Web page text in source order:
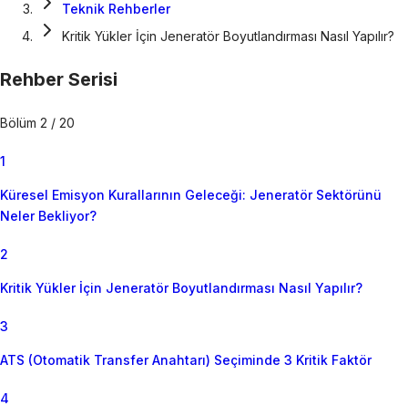
Teknik Rehberler
Kritik Yükler İçin Jeneratör Boyutlandırması Nasıl Yapılır?
Rehber Serisi
Bölüm 2 / 20
1
Küresel Emisyon Kurallarının Geleceği: Jeneratör Sektörünü
Neler Bekliyor?
2
Kritik Yükler İçin Jeneratör Boyutlandırması Nasıl Yapılır?
3
ATS (Otomatik Transfer Anahtarı) Seçiminde 3 Kritik Faktör
4